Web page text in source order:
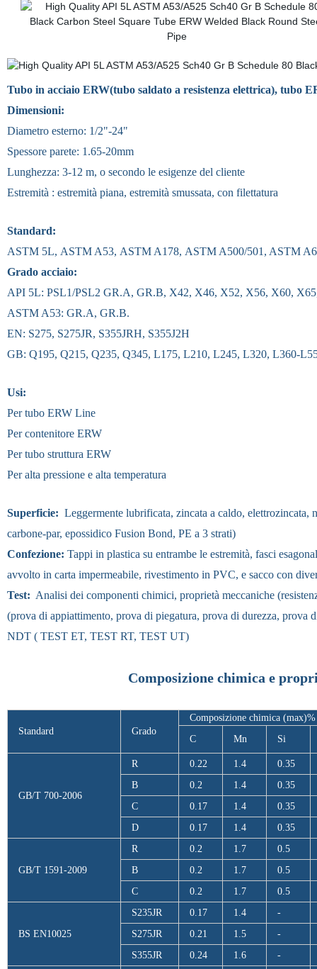
Tubo in acciaio ERW(tubo saldato a resistenza elettrica), tubo
Dimensioni:
Diametro esterno: 1/2"-24"
Spessore parete: 1.65-20mm
Lunghezza: 3-12 m, o secondo le esigenze del cliente
Estremità : estremità piana, estremità smussata, con filettatura
Standard:
ASTM 5L, ASTM A53, ASTM A178, ASTM A500/501, ASTM
Grado acciaio:
API 5L: PSL1/PSL2 GR.A, GR.B, X42, X46, X52, X56, X60,
ASTM A53: GR.A, GR.B.
EN: S275, S275JR, S355JRH, S355J2H
GB: Q195, Q215, Q235, Q345, L175, L210, L245, L320, L360-
Usi:
Per tubo ERW Line
Per contenitore ERW
Per tubo struttura ERW
Per alta pressione e alta temperatura
Superficie: Leggermente lubrificata, zincata a caldo,
carbone-par, epossidico Fusion Bond, PE a 3 strati)
Confezione: Tappi in plastica su entrambe le estremità, fasci
avvolto in carta impermeabile, rivestimento in PVC, e sacco con
Test: Analisi dei componenti chimici, proprietà meccaniche
(prova di appiattimento, prova di piegatura, prova di durezza,
NDT ( TEST ET, TEST RT, TEST UT)
Composizione chimica e
Standard Grado
Composizione chimica (max)%
C
Mn Si
GB/T 700-2006
R 0.22 1.4
0.35
B
0.2 1.4
0.35
C
0.17 1.4
0.35
D
0.17 1.4 0.35
GB/T 1591-2009
R 0.2 1.7
0.5
B
0.2 1.7
0.5
C
0.2 1.7 0.5
BS EN10025
S235JR 0.17 1.4
-
S275JR
0.21 1.5
-
S355JR
0.24 1.6 -